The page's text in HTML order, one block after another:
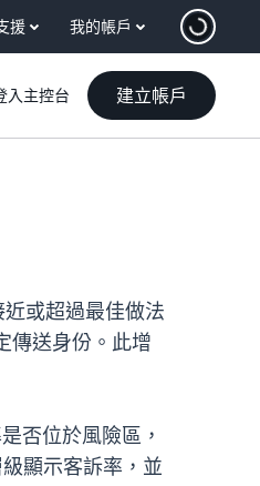
援 我的帳戶
入主控台 建立帳戶
或超過最佳做法
傳送身份。此增
否位於風險區，
顯示客訴率，並